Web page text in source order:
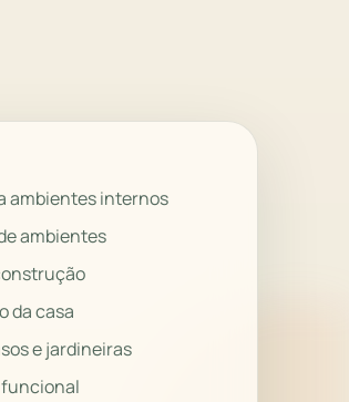
ambientes internos
ambientes
da casa
e jardineiras